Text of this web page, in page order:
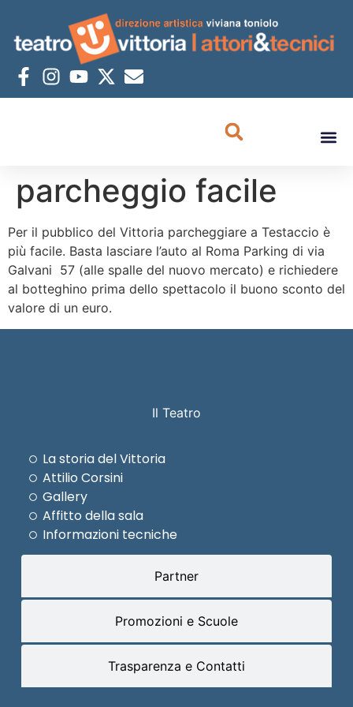
parcheggio facile
Per il pubblico del Vittoria parcheggiare a Testaccio è
più facile. Basta lasciare l’auto al Roma Parking di via
Galvani 57 (alle spalle del nuovo mercato) e richiedere
al botteghino prima dello spettacolo il buono sconto del
valore di un euro.
Il Teatro
Partner
Promozioni e Scuole
Trasparenza e Contatti
La storia del Vittoria
Attilio Corsini
Gallery
Affitto della sala
Informazioni tecniche